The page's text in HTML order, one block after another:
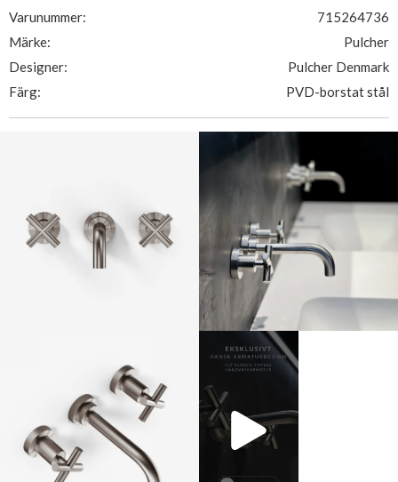
Varunummer:
715264736
Märke:
Pulcher
Designer:
Pulcher Denmark
Färg:
PVD-borstat stål